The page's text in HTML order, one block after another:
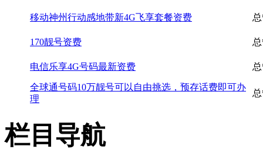
移动神州行动感地带新4G飞享套餐资费
170靓号资费
电信乐享4G号码最新资费
全球通号码10万靓号可以自由挑选，预存话费即可办
理
栏目导航